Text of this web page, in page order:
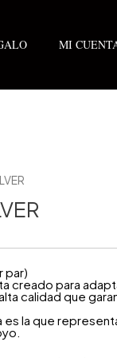
MI
par)
creado para
calidad que
la que